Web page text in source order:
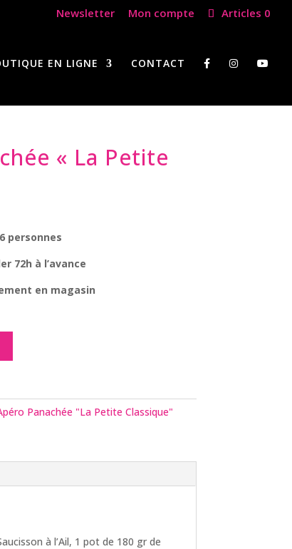
Newsletter Mon compte Articles 0
EN LIGNE CONTACT
« La Petite
personnes
72h à l’avance
en magasin
Panachée "La Petite Classique"
à l’Ail, 1 pot de 180 gr de